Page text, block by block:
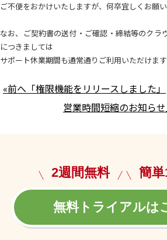
ご不便をおかけいたしますが、何卒宜しくお願い
なお、ご契約書の送付・ご確認・締結等のクラ
につきましては
サポート休業期間も通常通りご利用いただけま
«前へ「権限機能をリリースしました」
営業時間短縮のお知ら
2週間無料 簡
無料トライアルは